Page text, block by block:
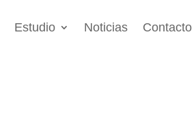
Estudio Noticias Contacto